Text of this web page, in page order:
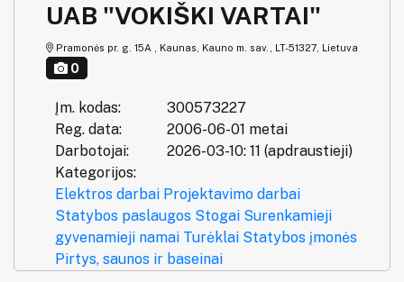
UAB "VOKIŠKI VARTAI"
Pramonės pr. g. 15A , Kaunas, Kauno m. sav., LT-51327, Lietuva
0
Įm. kodas:
300573227
Reg. data:
2006-06-01 metai
Darbotojai:
2026-03-10: 11 (apdraustieji)
Kategorijos:
Elektros darbai Projektavimo darbai
Statybos paslaugos Stogai Surenkamieji
gyvenamieji namai Turėklai Statybos įmonės
Pirtys, saunos ir baseinai